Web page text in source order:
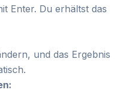
Enter. Du erhältst das
und das Ergebnis